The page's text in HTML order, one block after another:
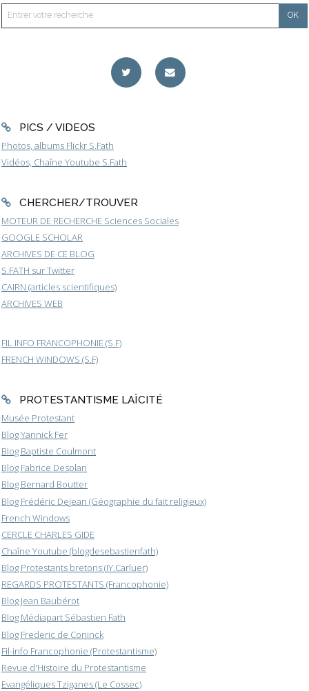
PICS / VIDEOS
Photos, albums Flickr S.Fath
Vidéos, Chaîne Youtube S.Fath
CHERCHER/TROUVER
MOTEUR DE RECHERCHE Sciences Sociales
GOOGLE SCHOLAR
ARCHIVES DE CE BLOG
S.FATH sur Twitter
CAIRN (articles scientifiques)
ARCHIVES WEB
FIL INFO FRANCOPHONIE (S.F)
FRENCH WINDOWS (S.F)
PROTESTANTISME LAÏCITÉ
Musée Protestant
Blog Yannick Fer
Blog Baptiste Coulmont
Blog Fabrice Desplan
Blog Bernard Boutter
Blog Frédéric Dejean (Géographie du fait religieux)
French Windows
CERCLE CHARLES GIDE
Chaîne Youtube (blogdesebastienfath)
Blog Protestants bretons (JY.Carluer)
REGARDS PROTESTANTS (Francophonie)
Blog Jean Baubérot
Blog Médiapart Sébastien Fath
Blog Frederic de Coninck
Fil-info Francophonie (Protestantisme)
Revue d'Histoire du Protestantisme
Evangéliques Tziganes (Le Cossec)